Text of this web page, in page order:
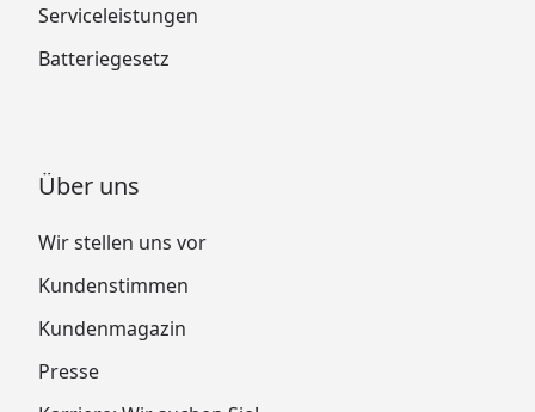
Serviceleistungen
Batteriegesetz
Über uns
Wir stellen uns vor
Kundenstimmen
Kundenmagazin
Presse